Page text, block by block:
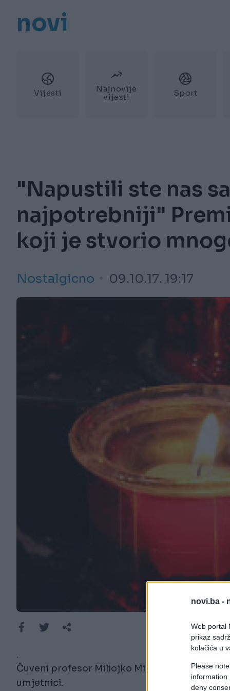
novi.ba -
Web portal
prikaz
kolačića u
Please
information
deny
novi
Vijesti
Najnovije
vijesti
Sport
"Napustili ste nas
najpotrebniji"
koji je stvorio
Nostalgicno 09.10.17. 19:17
.
Čuveni profesor Miliojko Mića Pajević je
umjetnici.